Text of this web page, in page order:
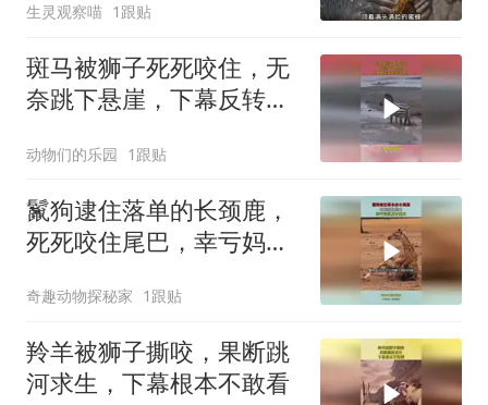
生灵观察喵 1跟贴
斑马被狮子死死咬住，无
奈跳下悬崖，下幕反转来
动物们的乐园 1跟贴
鬣狗逮住落单的长颈鹿，
死死咬住尾巴，幸亏妈妈
奇趣动物探秘家 1跟贴
羚羊被狮子撕咬，果断跳
河求生，下幕根本不敢看